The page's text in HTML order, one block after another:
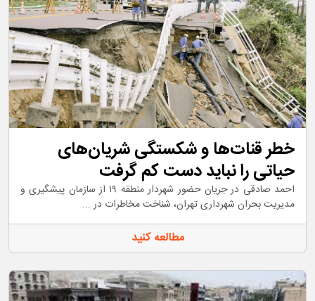
خطر قنات‌ها و شکستگی شریان‌های
حیاتی را نباید دست کم گرفت
احمد صادقی در جریان حضور شهردار منطقه ۱۹ از سازمان پیشگیری و
مدیریت بحران شهرداری تهران، شناخت مخاطرات در ...
مطالعه کنید